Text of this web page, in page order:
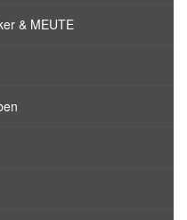
& MEUTE